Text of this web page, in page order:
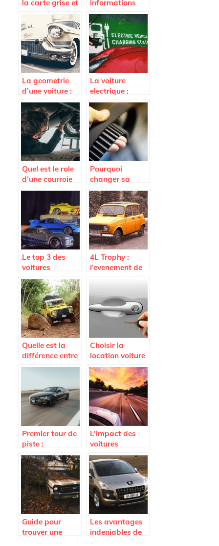
la carte grise et
son duplicata
informations
contenues dans
une carte grise ?
La geometrie
d’une voiture :
quand et
pourquoi la
faire ?
La voiture
electrique :
quels
avantages ?
Quel est le role
d’une courroie
d’alternateur
Pourquoi
changer sa
courroie de
distribution
Renault ?
Le top 3 des
voitures
utilisees dans
Fast and
Furious
4L Trophy :
l’evenement de
Quelle est la
différence entre
SUV et 4 x 4 ?
Choisir la
location voiture
longue durée
Premier tour de
piste :
apprendre à
piloter une
voiture
L’impact des
voitures
electriques en
zone urbaine
Guide pour
trouver une
Les avantages
indeniables de